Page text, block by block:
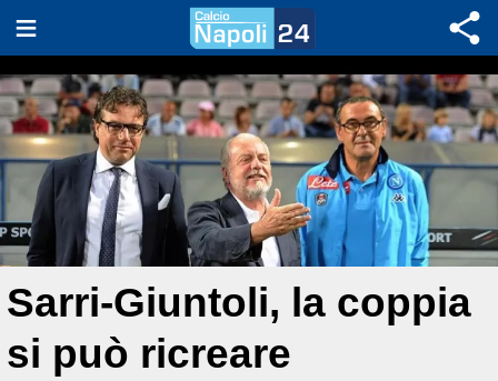
Sarri-Giuntoli, la coppia
si può ricreare